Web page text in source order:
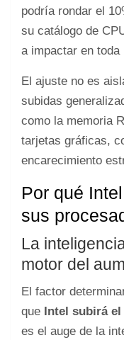
podría rondar el
su catálogo de
a impactar en
El ajuste no es
subidas
como la memoria
tarjetas gráficas,
encarecimiento
Por qué
sus
La
motor del
El factor
que Intel subirá
es el auge de la